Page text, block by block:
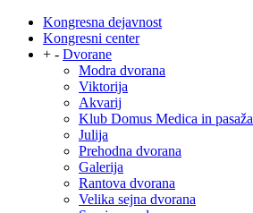
Kongresna dejavnost
Kongresni center
+ - Dvorane
Modra dvorana
Viktorija
Akvarij
Klub Domus Medica in pasaža
Julija
Prehodna dvorana
Galerija
Rantova dvorana
Velika sejna dvorana